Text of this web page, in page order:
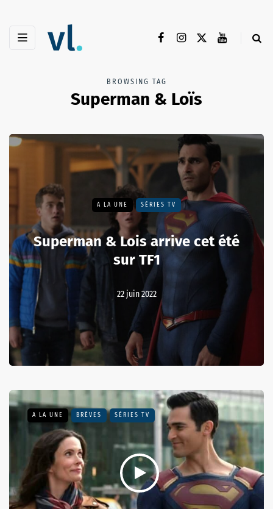
BROWSING TAG
Superman & Loïs
A LA UNE SÉRIES TV
Superman & Lois arrive cet été
sur TF1
22 juin 2022
A LA UNE BRÈVES SÉRIES TV